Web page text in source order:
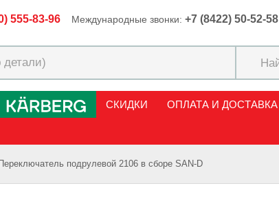
555-83-96 Международные звонки: +7 (8422) 50-52-58
СКИДКИ ОПЛАТА И ДОСТАВКА
Переключатель подрулевой 2106 в сборе SAN-D